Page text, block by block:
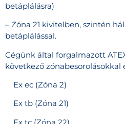
betáplálásra)
– Zóna 21 kivitelben, szintén
betáplálással.
Cégünk által forgalmazott
következő zónabesorolásokkal
Ex ec (Zóna 2)
Ex tb (Zóna 21)